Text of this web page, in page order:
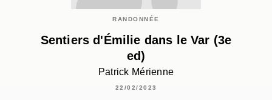
RANDONNÉE
Sentiers d'Émilie dans le Var (3e
ed)
Patrick Mérienne
22/02/2023